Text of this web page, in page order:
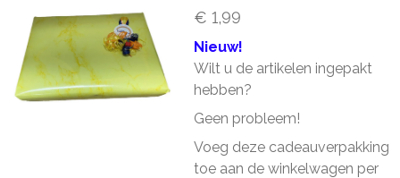
€ 1,99
Nieuw!
Wilt u de artikelen ingepakt
hebben?
Geen probleem!
Voeg deze cadeauverpakking
toe aan de winkelwagen per